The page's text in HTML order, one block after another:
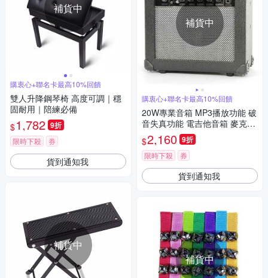
補貨中
購衷心+聯名卡最高10%回饋
雙人升降鋼琴椅 高度可調｜穩
固耐用｜陪練必備
$1,782 9折
限時下殺 券
貨到通知我
補貨中
補貨中
購衷心+聯名卡最高10%回饋
20W專業音箱 MP3播放功能 破
音失真功能 電吉他音箱 麥克風
擴大器 喇叭
$2,160 9折
限時下殺 券
貨到通知我
補貨中